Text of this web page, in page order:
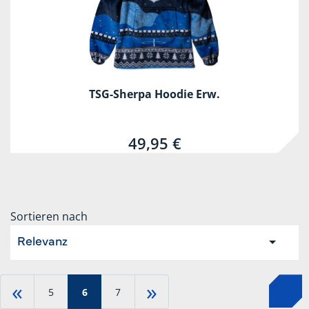
TSG-Sherpa Hoodie Erw.
49,95 €
Sortieren nach
Relevanz
« 5 6 7 »